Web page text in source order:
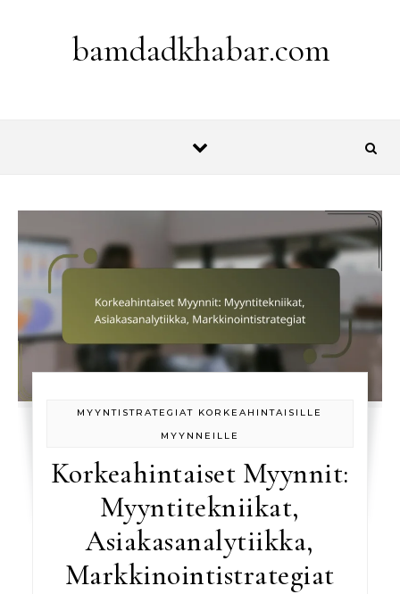
bamdadkhabar.com
MYYNTISTRATEGIAT KORKEAHINTAISILLE
MYYNNEILLE
Korkeahintaiset Myynnit:
Myyntitekniikat,
Asiakasanalytiikka,
Markkinointistrategiat